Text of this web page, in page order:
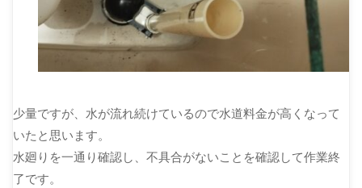
少量ですが、水が流れ続けているので水道料金が高くなって
いたと思います。
水廻りを一通り確認し、不具合がないことを確認して作業終
了です。